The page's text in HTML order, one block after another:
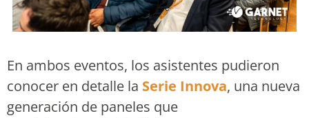
En ambos eventos, los asistentes pudieron
conocer en detalle la Serie Innova, una nueva
generación de paneles que